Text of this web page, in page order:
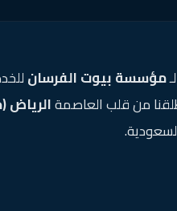
مؤسسة بيوت الفرسان
من قلب العاصمةالرياض